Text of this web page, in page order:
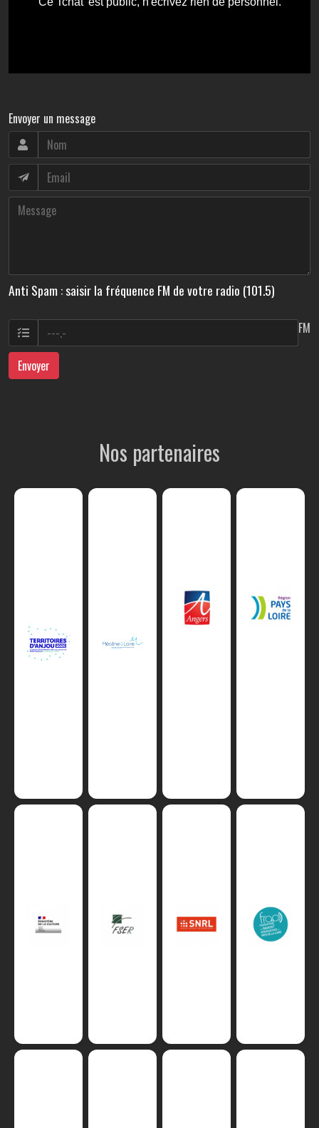
Envoyer un message
Anti Spam : saisir la fréquence FM de votre radio (101.5)
FM
Envoyer
Nos partenaires